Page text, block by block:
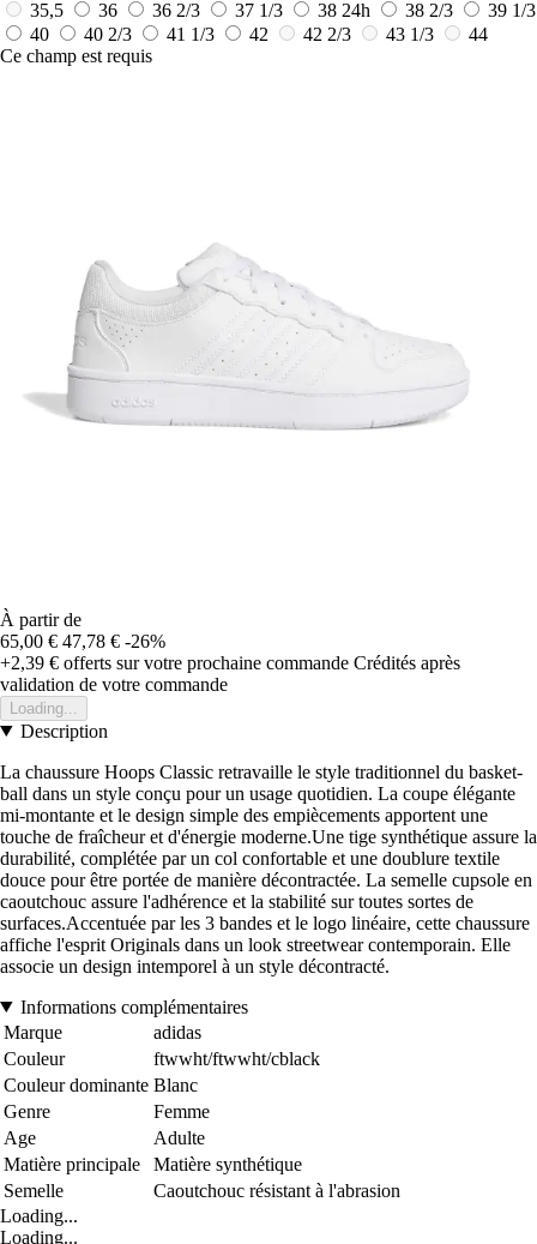
35,5
36 36 2/3 37 1/3 38 24h 38 2/3
39 1/3
40
40 2/3 41 1/3 42 42 2/3 43 1/3
44
Ce champ est requis
À partir de
65,00 € 47,78 € -26%
+2,39 € offerts sur votre prochaine commande Crédités après
validation de votre commande
Loading...
Description
La chaussure Hoops Classic retravaille le style traditionnel du basket-
ball dans un style conçu pour un usage quotidien. La coupe élégante
mi-montante et le design simple des empiècements apportent une
touche de fraîcheur et d'énergie moderne.Une tige synthétique assure la
durabilité, complétée par un col confortable et une doublure textile
douce pour être portée de manière décontractée. La semelle cupsole en
caoutchouc assure l'adhérence et la stabilité sur toutes sortes de
surfaces.Accentuée par les 3 bandes et le logo linéaire, cette chaussure
affiche l'esprit Originals dans un look streetwear contemporain. Elle
associe un design intemporel à un style décontracté.
Informations complémentaires
Marque
adidas
Couleur
ftwwht/ftwwht/cblack
Couleur dominante Blanc
Genre
Femme
Age
Adulte
Matière principale
Matière synthétique
Semelle
Caoutchouc résistant à l'abrasion
Loading...
Loading...